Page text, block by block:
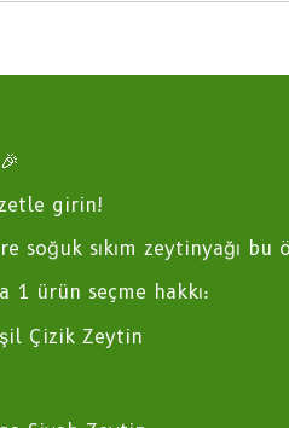
girin!
soğuk sıkım zeytinyağı
1 ürün seçme hakkı:
Çizik Zeytin